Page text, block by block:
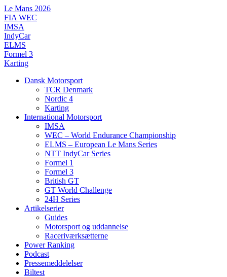
Videre
til
indhold
Le Mans 2026
FIA WEC
IMSA
IndyCar
ELMS
Formel 3
Karting
Dansk Motorsport
TCR Denmark
Nordic 4
Karting
International Motorsport
IMSA
WEC – World Endurance Championship
ELMS – European Le Mans Series
NTT IndyCar Series
Formel 1
Formel 3
British GT
GT World Challenge
24H Series
Artikelserier
Guides
Motorsport og uddannelse
Raceriværksætterne
Power Ranking
Podcast
Pressemeddelelser
Biltest